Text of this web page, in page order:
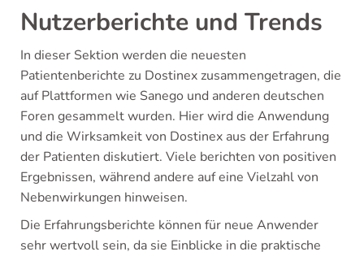
Nutzerberichte und Trends
In dieser Sektion werden die neuesten
Patientenberichte zu Dostinex zusammengetragen, die
auf Plattformen wie Sanego und anderen deutschen
Foren gesammelt wurden. Hier wird die Anwendung
und die Wirksamkeit von Dostinex aus der Erfahrung
der Patienten diskutiert. Viele berichten von positiven
Ergebnissen, während andere auf eine Vielzahl von
Nebenwirkungen hinweisen.
Die Erfahrungsberichte können für neue Anwender
sehr wertvoll sein, da sie Einblicke in die praktische